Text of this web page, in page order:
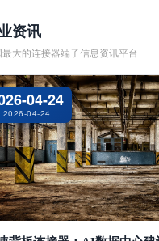
资讯
最大的连接器端子信息资讯平台
04-24
2026-04-24